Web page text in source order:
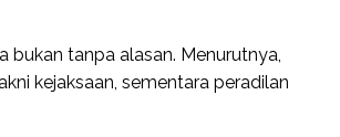
bukan tanpa alasan. Menurutnya,
kejaksaan, sementara peradilan